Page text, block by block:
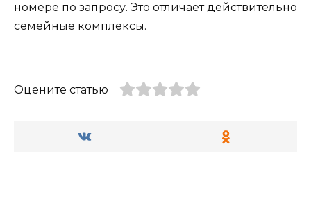
номере по запросу. Это отличает действительно
семейные комплексы.
Оцените статью